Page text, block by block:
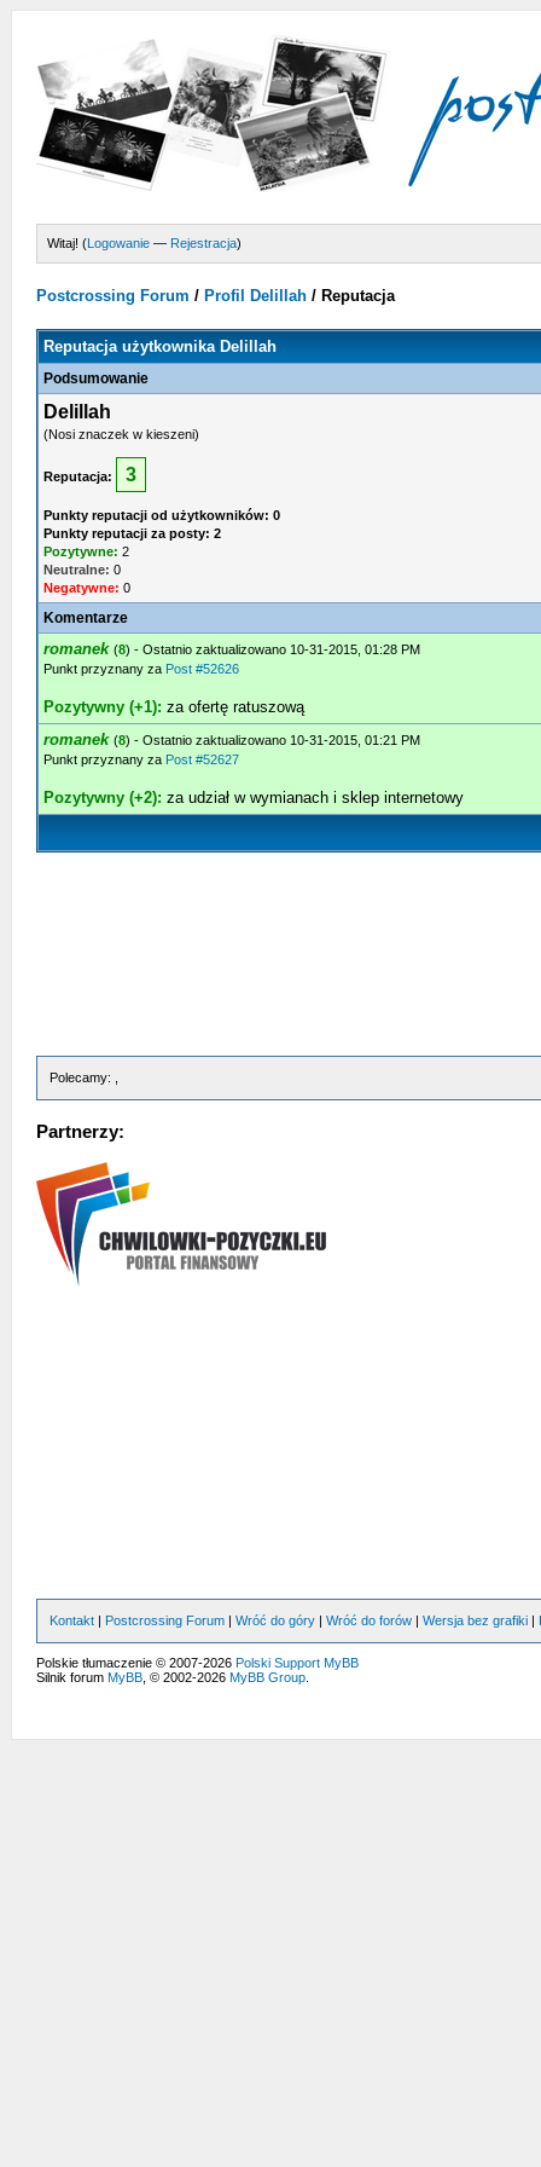
Witaj! (Logowanie — Rejestracja)
Postcrossing Forum / Profil Delillah / Reputacja
Reputacja użytkownika Delillah
Podsumowanie
Delillah
(Nosi znaczek w kieszeni)
Reputacja: 3
Punkty reputacji od użytkowników: 0
Punkty reputacji za posty: 2
Pozytywne: 2
Neutralne: 0
Negatywne: 0
Komentarze
romanek (8) - Ostatnio zaktualizowano 10-31-2015, 01:28 PM
Punkt przyznany za Post #52626
Pozytywny (+1): za ofertę ratuszową
romanek (8) - Ostatnio zaktualizowano 10-31-2015, 01:21 PM
Punkt przyznany za Post #52627
Pozytywny (+2): za udział w wymianach i sklep internetowy
Polecamy: ,
Partnerzy:
Kontakt Postcrossing Forum Wróć do góry Wróć do forów Wersja bez grafiki
Polskie tłumaczenie © 2007-2026 Polski Support MyBB
Silnik forum MyBB, © 2002-2026 MyBB Group.